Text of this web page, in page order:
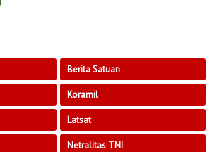
Berita Satuan
Koramil
Latsat
Netralitas TNI